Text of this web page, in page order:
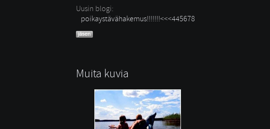
Uusin blogi:
poikaystävähakemus!!!!!!!<<<445678
Muita kuvia